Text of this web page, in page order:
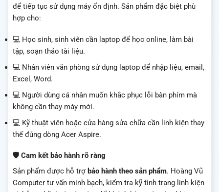
để tiếp tục sử dụng máy ổn định. Sản phẩm đặc biệt phù
hợp cho:
💻 Học sinh, sinh viên cần laptop để học online, làm bài
tập, soạn thảo tài liệu.
💻 Nhân viên văn phòng sử dụng laptop để nhập liệu, email,
Excel, Word.
💻 Người dùng cá nhân muốn khắc phục lỗi bàn phím mà
không cần thay máy mới.
💻 Kỹ thuật viên hoặc cửa hàng sửa chữa cần linh kiện thay
thế đúng dòng Acer Aspire.
🛡️ Cam kết bảo hành rõ ràng
Sản phẩm được hỗ trợ bảo hành theo sản phẩm. Hoàng Vũ
Computer tư vấn minh bạch, kiểm tra kỹ tình trạng linh kiện